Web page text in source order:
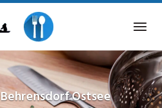
Behrensdorf Ostsee